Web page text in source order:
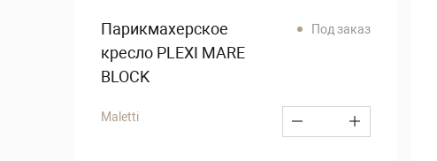
Парикмахерское
кресло PLEXI MARE
BLOCK
Под заказ
Maletti